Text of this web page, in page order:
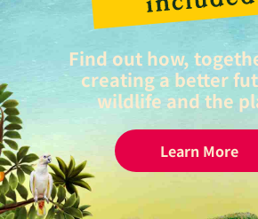
Find out how,
creating a better
wildlife and the
Learn More